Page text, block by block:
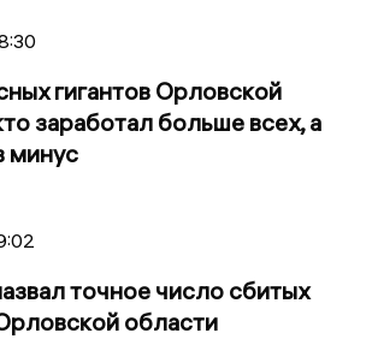
гигантов Орловской
заработал больше всех, а
минус
точное число сбитых
области